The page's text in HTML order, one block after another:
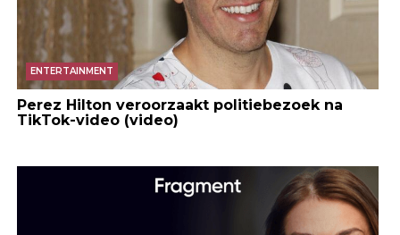
ENTERTAINMENT
Perez Hilton veroorzaakt politiebezoek na
TikTok-video (video)